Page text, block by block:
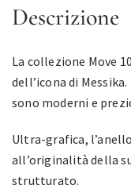
Descrizione
La collezione Move
dell’icona di
sono moderni e
Ultra-grafica,
all’originalità della
strutturato.